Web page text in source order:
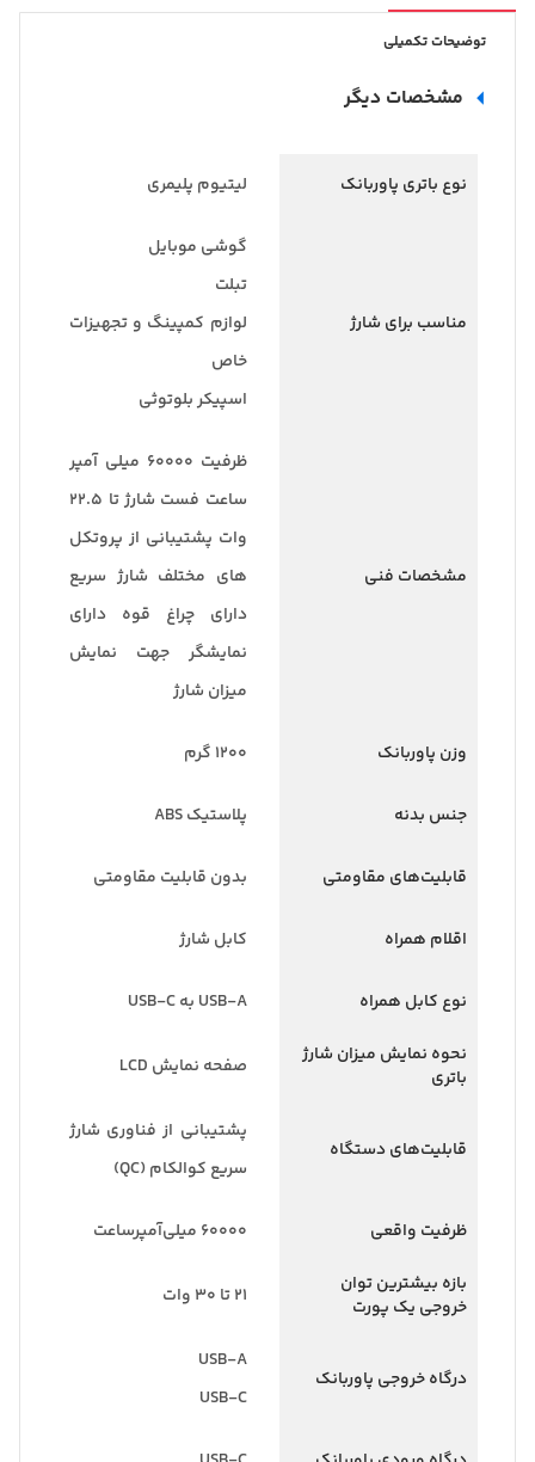
توضیحات تکمیلی
مشخصات دیگر
نوع باتری پاوربانک لیتیوم پلیمری
مناسب برای شارژ
گوشی موبایل
تبلت
لوازم کمپینگ و تجهیزات
خاص
اسپیکر بلوتوثی
مشخصات فنی
ظرفیت ۶۰۰۰۰ میلی آمپر
ساعت فست شارژ تا ۲۲.۵
وات پشتیبانی از پروتکل
های مختلف شارژ سریع
دارای چراغ قوه دارای
نمایشگر جهت نمایش
میزان شارژ
وزن پاوربانک ۱۲۰۰ گرم
جنس بدنه پلاستیک ABS
قابلیت‌های مقاومتی بدون قابلیت مقاومتی
اقلام همراه کابل شارژ
نوع کابل همراه
USB-A به USB-C
نحوه نمایش میزان شارژ
باتری
صفحه نمایش LCD
قابلیت‌های دستگاه
پشتیبانی از فناوری شارژ
سریع کوالکام (QC)
ظرفیت واقعی
۶۰۰۰۰ میلی‌آمپر‌ساعت
بازه بیشترین توان
خروجی یک پورت
۲۱ تا ۳۰ وات
درگاه خروجی پاوربانک
USB-A
USB-C